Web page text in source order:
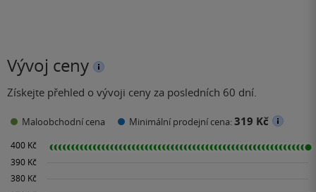
Vývoj ceny
Získejte přehled o vývoji ceny za posledních 60 dní.
Maloobchodní cena Minimální prodejní cena:319 Kč